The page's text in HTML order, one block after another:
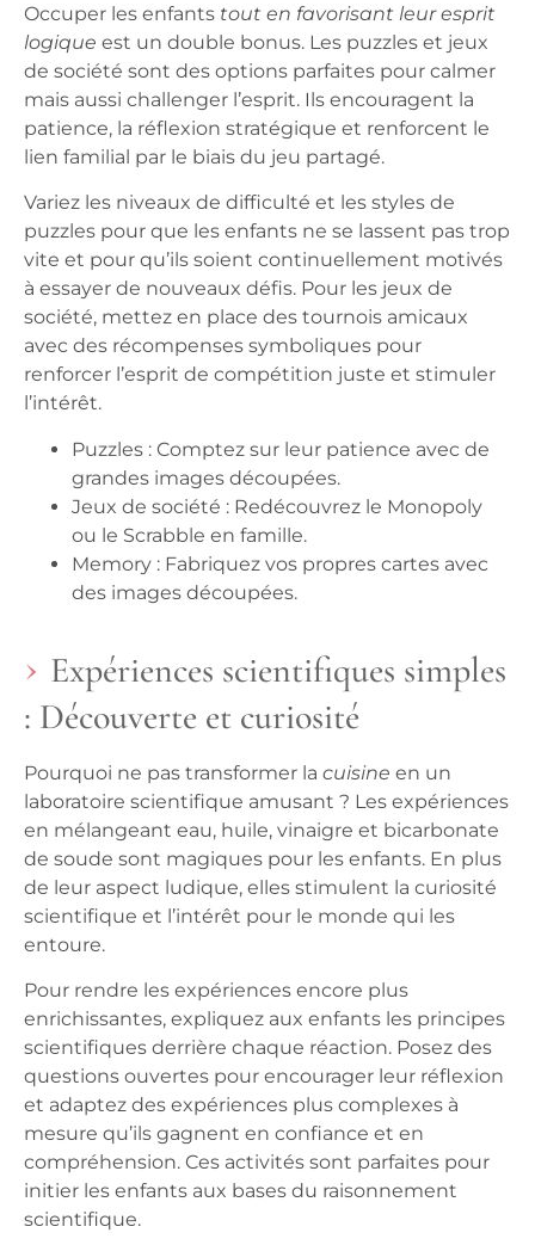
Occuper les enfants tout en favorisant leur esprit
logique est un double bonus. Les puzzles et jeux
de société sont des options parfaites pour calmer
mais aussi challenger l’esprit. Ils encouragent la
patience, la réflexion stratégique et renforcent le
lien familial par le biais du jeu partagé.
Variez les niveaux de difficulté et les styles de
puzzles pour que les enfants ne se lassent pas trop
vite et pour qu’ils soient continuellement motivés
à essayer de nouveaux défis. Pour les jeux de
société, mettez en place des tournois amicaux
avec des récompenses symboliques pour
renforcer l’esprit de compétition juste et stimuler
l’intérêt.
Puzzles : Comptez sur leur patience avec de
grandes images découpées.
Jeux de société : Redécouvrez le Monopoly
ou le Scrabble en famille.
Memory : Fabriquez vos propres cartes avec
des images découpées.
Expériences scientifiques simples
: Découverte et curiosité
Pourquoi ne pas transformer la cuisine en un
laboratoire scientifique amusant ? Les expériences
en mélangeant eau, huile, vinaigre et bicarbonate
de soude sont magiques pour les enfants. En plus
de leur aspect ludique, elles stimulent la curiosité
scientifique et l’intérêt pour le monde qui les
entoure.
Pour rendre les expériences encore plus
enrichissantes, expliquez aux enfants les principes
scientifiques derrière chaque réaction. Posez des
questions ouvertes pour encourager leur réflexion
et adaptez des expériences plus complexes à
mesure qu’ils gagnent en confiance et en
compréhension. Ces activités sont parfaites pour
initier les enfants aux bases du raisonnement
scientifique.